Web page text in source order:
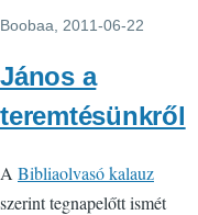
Boobaa , 2011-06-22
János a
teremtésünkről
A Bibliaolvasó kalauz
szerint tegnapelőtt ismét